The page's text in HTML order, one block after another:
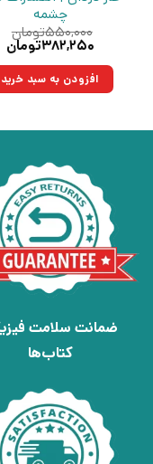
چشمه
۵۵۰,۰۰۰تومان
قیمت
۵۵۰,۰۰۰تومان
بود.
۳۸۲,۲۵۰تومان
افزودن به سبد خرید
ضمانت سلامت
کتاب‌ها